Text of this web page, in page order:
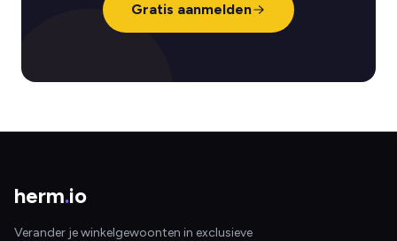
Gratis aanmelden
herm.io
Verander je winkelgewoonten in exclusieve